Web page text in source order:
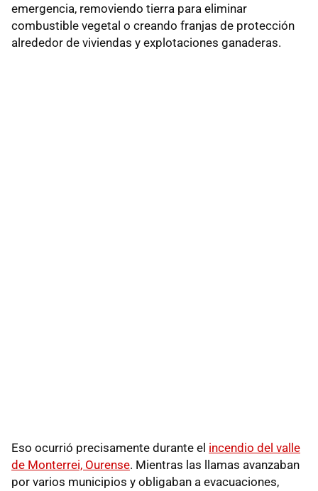
emergencia, removiendo tierra para eliminar
combustible vegetal o creando franjas de protección
alrededor de viviendas y explotaciones ganaderas.
Eso ocurrió precisamente durante el incendio del valle
de Monterrei, Ourense. Mientras las llamas avanzaban
por varios municipios y obligaban a evacuaciones,